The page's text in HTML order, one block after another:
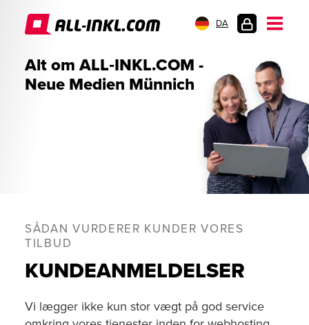
DA
Alt om ALL‑INKL.COM -
Neue Medien Münnich
SÅDAN VURDERER KUNDER VORES
TILBUD
KUNDEANMELDELSER
Vi lægger ikke kun stor vægt på god service